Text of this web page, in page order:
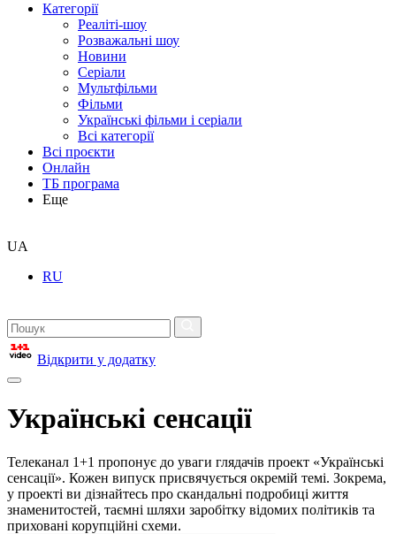
Категорії
Реаліті-шоу
Розважальні шоу
Новини
Серіали
Мультфільми
Фільми
Українські фільми і серіали
Всі категорії
Всі проєкти
Онлайн
ТБ програма
Еще
UA
RU
Відкрити у додатку
Українські сенсації
Телеканал 1+1 пропонує до уваги глядачів проект «Українські
сенсації». Кожен випуск присвячується окремій темі. Зокрема,
у проекті ви дізнайтесь про скандальні подробиці життя
знаменитостей, таємні шляхи заробітку відомих політиків та
приховані корупційні схеми.